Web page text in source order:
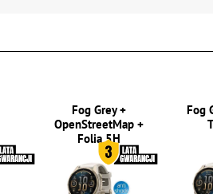
Fog Grey +
OpenStreetMap +
Folia 5H
Fog